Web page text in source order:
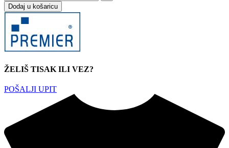
Dodaj u košaricu
ŽELIŠ TISAK ILI VEZ?
POŠALJI UPIT